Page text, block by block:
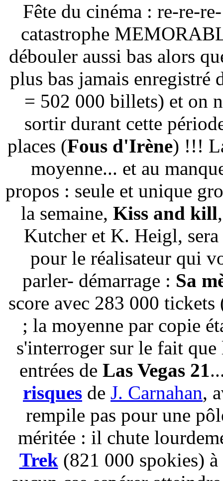
Fête du cinéma : re-re-
catastrophe
débouler aussi bas alors
plus bas jamais enregistré
= 502 000 billets) et on
sortir durant cette
places (Fous d'Irène) !!!
moyenne... et au
propos : seule et unique
la semaine, Kiss and kill
Kutcher et K. Heigl,
pour le réalisateur qui
parler- démarrage : Sa
score avec 283 000
; la moyenne par copie
s'interroger sur le fait
entrées de Las Vegas 21
risques de J. Carnahan,
rempile pas pour une
méritée : il chute
Trek(821 000 spokies) à